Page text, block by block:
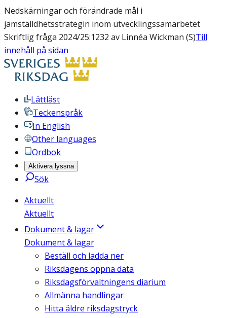
Nedskärningar och förändrade mål i
jämställdhetsstrategin inom utvecklingssamarbetet
Skriftlig fråga 2024/25:1232 av Linnéa Wickman (S)Till
innehåll på sidan
Lättläst
Teckenspråk
In English
Other languages
Ordbok
Aktivera lyssna
Sök
Aktuellt
Aktuellt
Dokument & lagar
Dokument & lagar
Beställ och ladda ner
Riksdagens öppna data
Riksdagsförvaltningens diarium
Allmänna handlingar
Hitta äldre riksdagstryck